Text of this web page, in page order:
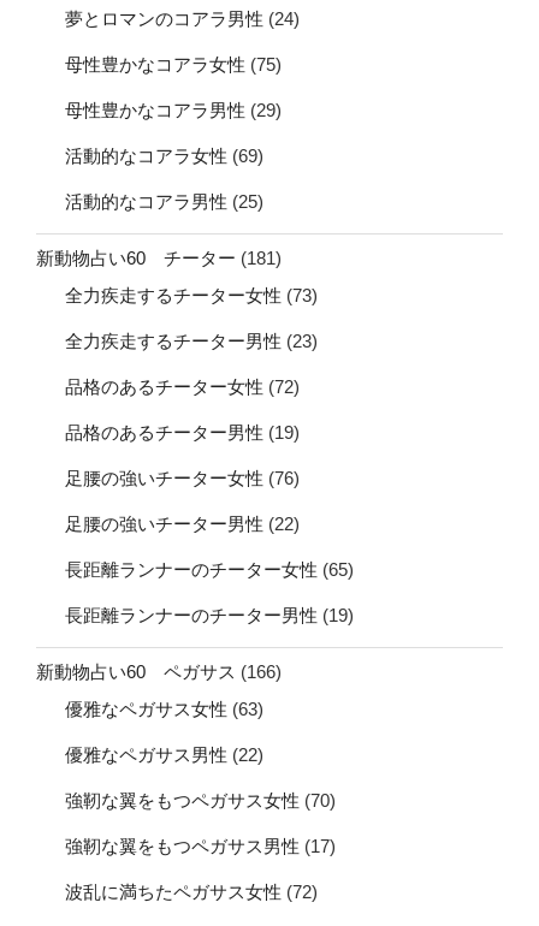
夢とロマンのコアラ男性 (24)
母性豊かなコアラ女性 (75)
母性豊かなコアラ男性 (29)
活動的なコアラ女性 (69)
活動的なコアラ男性 (25)
新動物占い60 チーター (181)
全力疾走するチーター女性 (73)
全力疾走するチーター男性 (23)
品格のあるチーター女性 (72)
品格のあるチーター男性 (19)
足腰の強いチーター女性 (76)
足腰の強いチーター男性 (22)
長距離ランナーのチーター女性 (65)
長距離ランナーのチーター男性 (19)
新動物占い60 ペガサス (166)
優雅なペガサス女性 (63)
優雅なペガサス男性 (22)
強靭な翼をもつペガサス女性 (70)
強靭な翼をもつペガサス男性 (17)
波乱に満ちたペガサス女性 (72)